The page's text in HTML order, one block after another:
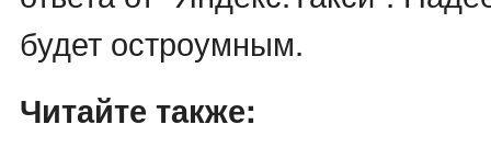
будет остроумным.
Читайте также: